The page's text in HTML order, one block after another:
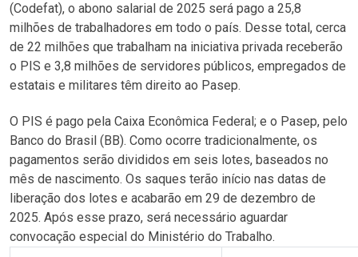
(Codefat), o abono salarial de 2025 será pago a 25,8
milhões de trabalhadores em todo o país. Desse total, cerca
de 22 milhões que trabalham na iniciativa privada receberão
o PIS e 3,8 milhões de servidores públicos, empregados de
estatais e militares têm direito ao Pasep.
O PIS é pago pela Caixa Econômica Federal; e o Pasep, pelo
Banco do Brasil (BB). Como ocorre tradicionalmente, os
pagamentos serão divididos em seis lotes, baseados no
mês de nascimento. Os saques terão início nas datas de
liberação dos lotes e acabarão em 29 de dezembro de
2025. Após esse prazo, será necessário aguardar
convocação especial do Ministério do Trabalho.